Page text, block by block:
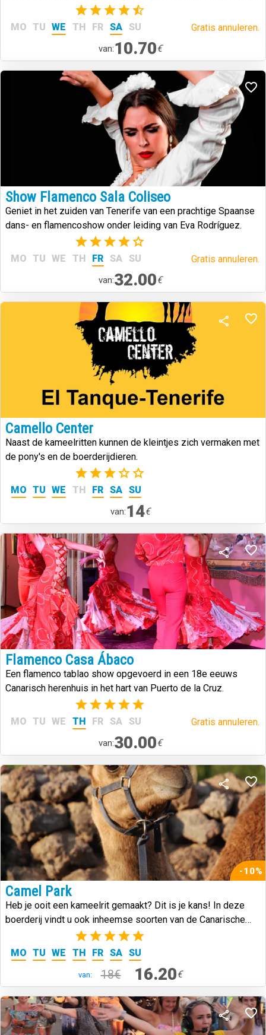
Canarische Eilanden.
(6)
MO TU WE TH FR SA SU Gratis annuleren.
van:10.70€
Show Flamenco Sala Coliseo
Geniet in het zuiden van Tenerife van een prachtige Spaanse
dans- en flamencoshow onder leiding van Eva Rodríguez.
(1)
MO TU WE TH FR SA SU Gratis annuleren.
van:32.00€
Camello Center
Naast de kameelritten kunnen de kleintjes zich vermaken met
de pony's en de boerderijdieren.
(2)
MO TU WE TH FR SA SU
van:14€
Flamenco Casa Ábaco
Een flamenco tablao show opgevoerd in een 18e eeuws
Canarisch herenhuis in het hart van Puerto de la Cruz.
(2)
MO TU WE TH FR SA SU Gratis annuleren.
van:30.00€
-10%
Camel Park
Heb je ooit een kameelrit gemaakt? Dit is je kans! In deze
boerderij vindt u ook inheemse soorten van de Canarische
(3)
MO TU WE TH FR SA SU
van: 18€ 16.20€